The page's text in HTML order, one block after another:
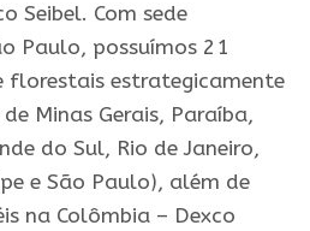
Seibel. Com sede
Paulo, possuímos 21
florestais estrategicamente
Minas Gerais, Paraíba,
do Sul, Rio de Janeiro,
e São Paulo), além de
na Colômbia – Dexco